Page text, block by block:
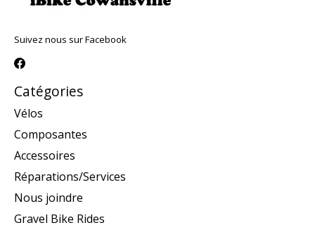
Suivez nous sur Facebook
Catégories
Vélos
Composantes
Accessoires
Réparations/Services
Nous joindre
Gravel Bike Rides